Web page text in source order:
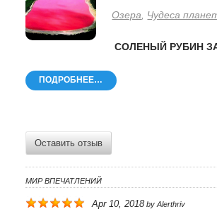
Озера, Чудеса
СОЛЕНЫЙ РУБИН
ПОДРОБНЕЕ…
Оставить отзыв
МИР ВПЕЧАТЛЕНИЙ
Apr 10, 2018by Alerthriv